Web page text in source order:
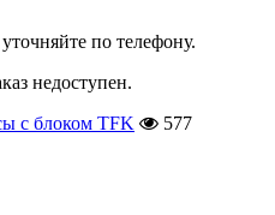
по телефону.
недоступен.
с блоком TFK
577